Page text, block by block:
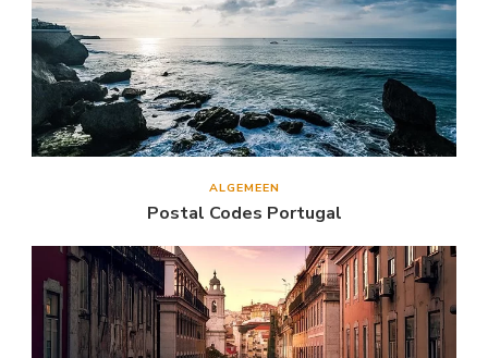
ALGEMEEN
Postal Codes Portugal